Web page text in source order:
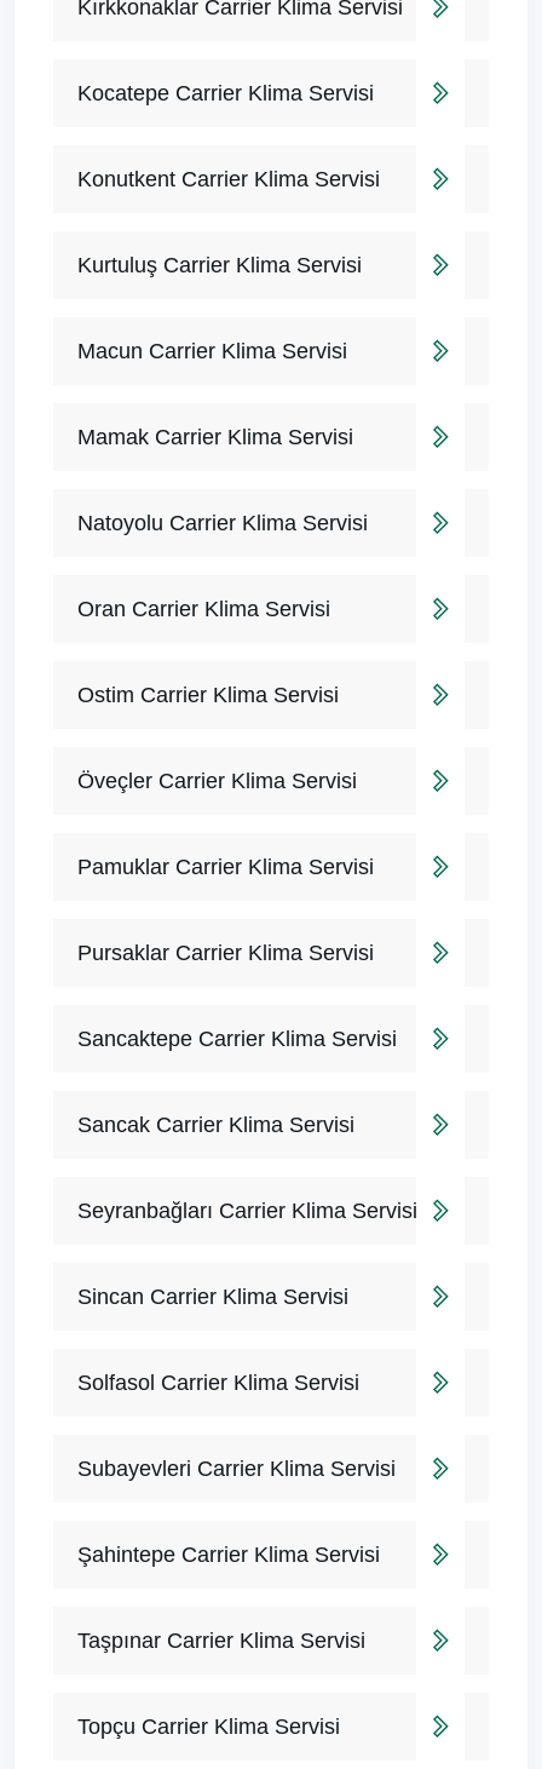
Kırkkonaklar Carrier Klima Servisi
Kocatepe Carrier Klima Servisi
Konutkent Carrier Klima Servisi
Kurtuluş Carrier Klima Servisi
Macun Carrier Klima Servisi
Mamak Carrier Klima Servisi
Natoyolu Carrier Klima Servisi
Oran Carrier Klima Servisi
Ostim Carrier Klima Servisi
Öveçler Carrier Klima Servisi
Pamuklar Carrier Klima Servisi
Pursaklar Carrier Klima Servisi
Sancaktepe Carrier Klima Servisi
Sancak Carrier Klima Servisi
Seyranbağları Carrier Klima Servisi
Sincan Carrier Klima Servisi
Solfasol Carrier Klima Servisi
Subayevleri Carrier Klima Servisi
Şahintepe Carrier Klima Servisi
Taşpınar Carrier Klima Servisi
Topçu Carrier Klima Servisi